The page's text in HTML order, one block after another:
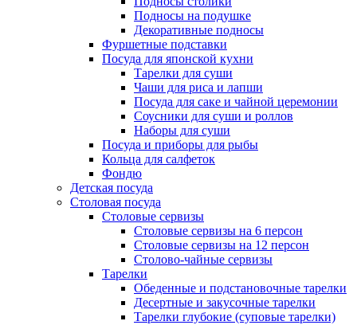
Подносы на подушке
Декоративные подносы
Фуршетные подставки
Посуда для японской кухни
Тарелки для суши
Чаши для риса и лапши
Посуда для саке и чайной церемонии
Соусники для суши и роллов
Наборы для суши
Посуда и приборы для рыбы
Кольца для салфеток
Фондю
Детская посуда
Столовая посуда
Столовые сервизы
Столовые сервизы на 6 персон
Столовые сервизы на 12 персон
Столово-чайные сервизы
Тарелки
Обеденные и подстановочные тарелки
Десертные и закусочные тарелки
Тарелки глубокие (суповые тарелки)